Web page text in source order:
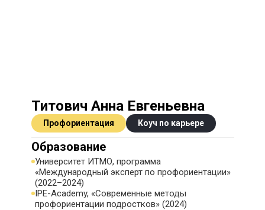
Титович Анна Евгеньевна
Профориентация Коуч по карьере
Образование
Университет ИТМО, программа
«Международный эксперт по профориентации»
(2022–2024)
IPE-Academy, «Современные методы
профориентации подростков» (2024)